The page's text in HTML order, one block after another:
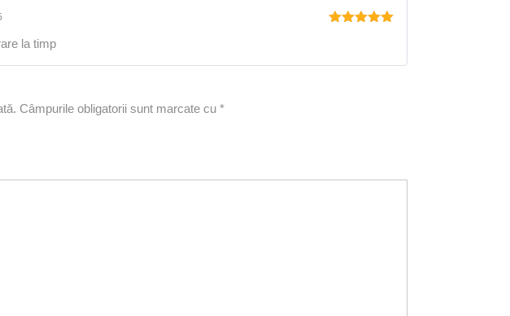
la timp
Câmpurile obligatorii sunt marcate cu *